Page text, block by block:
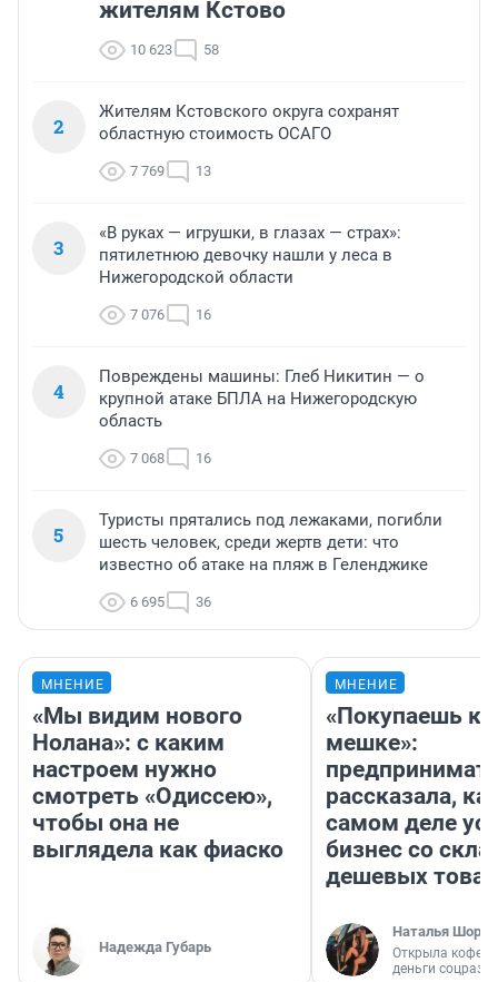
жителям Кстово
10 623 58
2
Жителям Кстовского округа сохранят
областную стоимость ОСАГО
7 769 13
3
«В руках — игрушки, в глазах — страх»:
пятилетнюю девочку нашли у леса в
Нижегородской области
7 076 16
4
Повреждены машины: Глеб Никитин — о
крупной атаке БПЛА на Нижегородскую
область
7 068 16
5
Туристы прятались под лежаками, погибли
шесть человек, среди жертв дети: что
известно об атаке на пляж в Геленджике
6 695 36
МНЕНИЕ
«Мы видим нового
Нолана»: с каким
настроем нужно
смотреть «Одиссею»,
чтобы она не
выглядела как фиаско
Надежда Губарь
МНЕНИЕ
«Покупаешь
мешке»:
рассказала,
самом деле
бизнес со
дешевых
Наталья
Открыла
деньги